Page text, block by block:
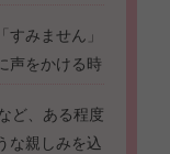
みません」
声をかける時
ど、ある程度
な親しみを込